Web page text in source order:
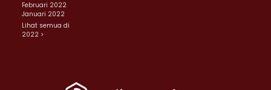
Februari 2022
Januari 2022
Lihat semua di
2022 >